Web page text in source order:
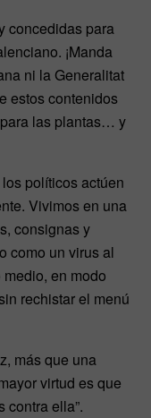
concedidas para
¡Manda
ni la Generalitat
estos contenidos
las plantas… y
políticos actúen
Vivimos en una
consignas y
como un virus al
en modo
rechistar el menú
más que una
virtud es que
contra ella”.